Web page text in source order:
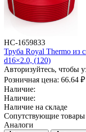
НС-1659833
Труба Royal Thermo из
d16×2.0, (120)
Авторизуйтесь, чтобы
Розничная цена: 66.64 ₽
Наличие:
Наличие:
Наличие на складе
Сопутствующие товары
Аналоги